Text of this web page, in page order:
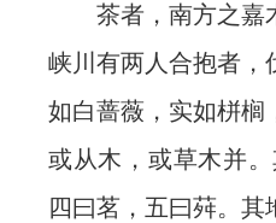
茶者，南方之嘉木
峡川有两人合抱者，
如白蔷薇，实如栟榈
或从木，或草木并
四曰茗，五曰荈。